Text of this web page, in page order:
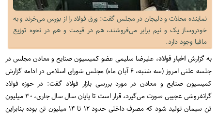
نماینده محلات و دلیجان در مجلس گفت: ورق فولاد را از بورس می‌خرند و به
خودروساز یک و نیم برابر می‌فروشند، هم در قیمت و هم در نحوه توزیع
مافیا وجود دارد.
به گزارش اخبار فولاد، علیرضا سلیمی عضو کمیسیون صنایع و معادن مجلس در
جلسه علنی امروز (سه شنبه، ۶ آبان ماه) مجلس شورای اسلامی در ادامه گزارش
کمیسیون صنایع و معادن در مورد بررسی بازار فولاد گفت: در حوزه فولاد
گرانفروشی عجیبی صورت می‌گیرد، قرار است تا پایان سال سال جاری، ۳۰ میلیون
تن سیمان تولید شود که مصرف داخلی حدود ۱۲ تا ۱۴ میلیون تن بوده بنابراین